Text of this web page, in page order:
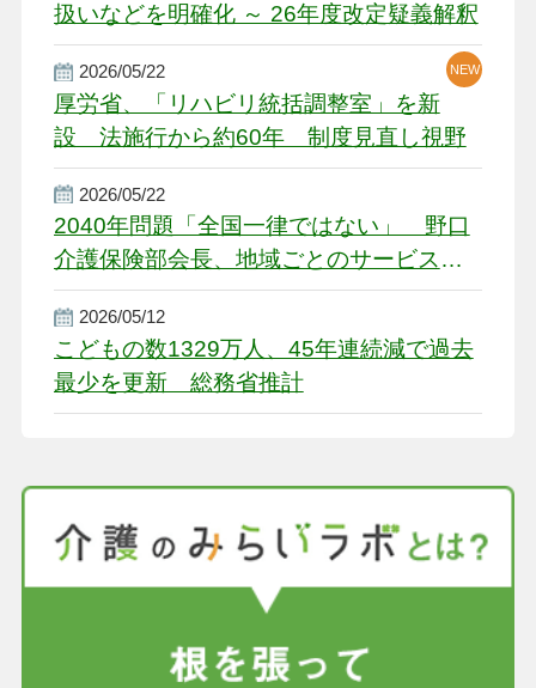
扱いなどを明確化 ～ 26年度改定疑義解釈
2026/05/22
厚労省、「リハビリ統括調整室」を新
設 法施行から約60年 制度見直し視野
NEW
2026/05/22
2040年問題「全国一律ではない」 野口
介護保険部会長、地域ごとのサービス基
盤整備を促す
2026/05/12
こどもの数1329万人、45年連続減で過去
最少を更新 総務省推計